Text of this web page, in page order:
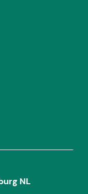
NL